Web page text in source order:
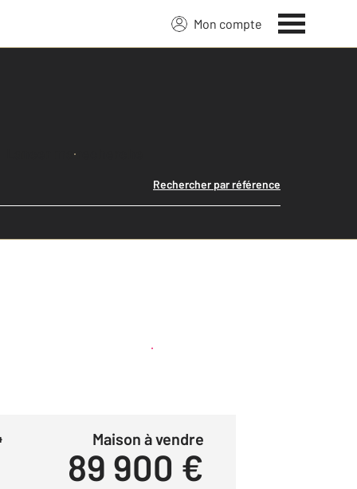
Mon compte
Lancer ma recherche
Rechercher par référence
Créer une alerte
Maison à vendre
89 900 €